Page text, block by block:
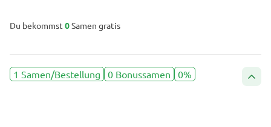
Du bekommst 0Samen gratis
1 Samen/Bestellung 0 Bonussamen 0%